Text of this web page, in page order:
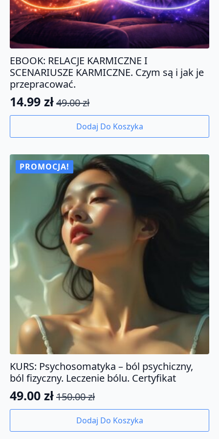
EBOOK: RELACJE KARMICZNE I
SCENARIUSZE KARMICZNE. Czym są i jak je
przepracować.
49.00zł
Pierwotna
wynosiła:
49.00 zł.
14.99 zł
Aktualna
wynosi:
14.99 zł.
Dodaj Do Koszyka
PROMOCJA!
KURS: Psychosomatyka – ból psychiczny,
ból fizyczny. Leczenie bólu. Certyfikat
150.00zł
Pierwotna
wynosiła:
49.00 zł
Aktualna
wynosi:
Dodaj Do Koszyka